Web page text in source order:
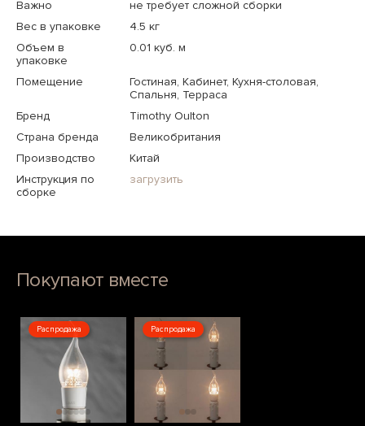
Важно
не требует сложной сборки
Вес в упаковке
4.5 кг
Объем в
упаковке
0.01 куб. м
Помещение
Гостиная, Кабинет, Кухня-столовая,
Спальня, Терраса
Бренд
Timothy Oulton
Страна бренда
Великобритания
Производство
Китай
Инструкция по
сборке
загрузить
Покупают вместе
Распродажа Распродажа